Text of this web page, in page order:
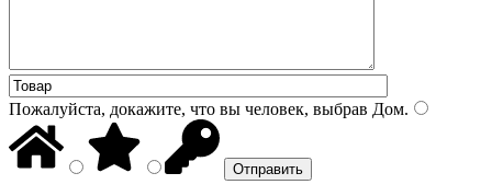
Пожалуйста, докажите, что вы человек, выбрав Дом.